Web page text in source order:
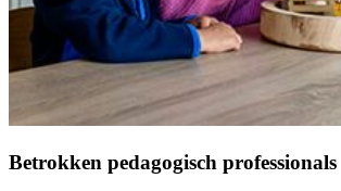
Betrokken pedagogisch professionals